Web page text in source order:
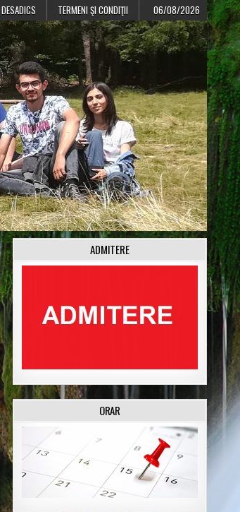
DESADICS TERMENI ŞI CONDIŢII 06/08/2026
ADMITERE
ORAR